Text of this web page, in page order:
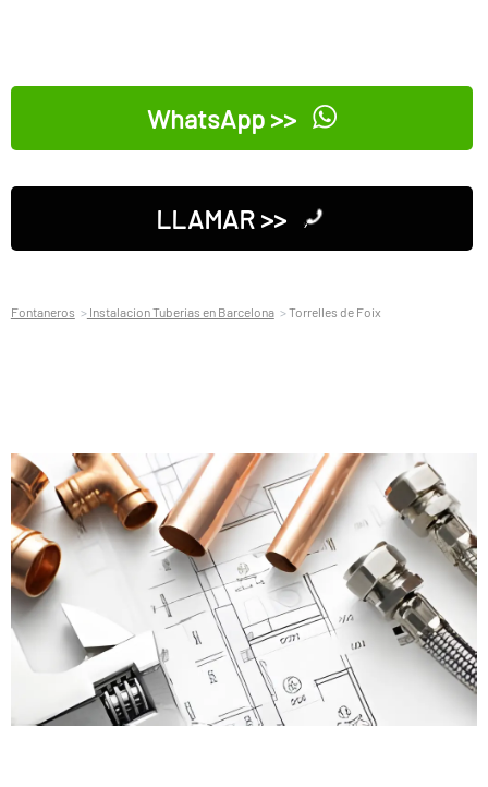
WhatsApp >>
LLAMAR >>
Fontaneros Instalacion Tuberias en Barcelona Torrelles de Foix